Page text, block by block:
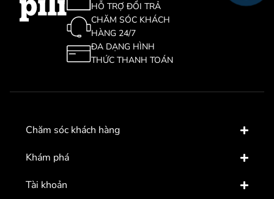
HỖ TRỢ ĐỔI TRẢ
CHĂM SÓC KHÁCH
HÀNG 24/7
ĐA DẠNG HÌNH
THỨC THANH TOÁN
Chăm sóc khách hàng
Khám phá
Tài khoản